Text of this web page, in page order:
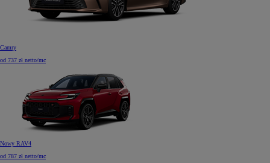
Camry
od 737 zł netto/mc
Nowy RAV4
od 787 zł netto/mc